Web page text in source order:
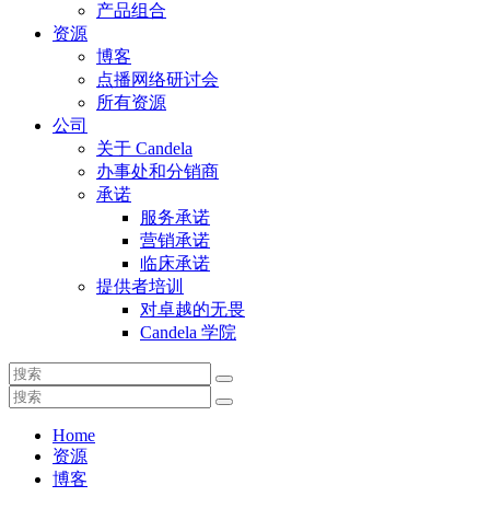
产品组合
资源
博客
点播网络研讨会
所有资源
公司
关于 Candela
办事处和分销商
承诺
服务承诺
营销承诺
临床承诺
提供者培训
对卓越的无畏
Candela 学院
Home
资源
博客